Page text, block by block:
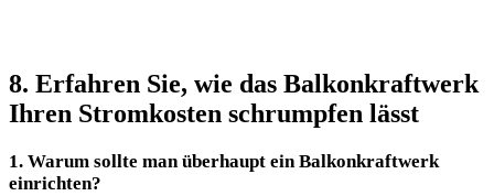
8. Erfahren Sie, wie das Balkonkraftwerk
Ihren Stromkosten schrumpfen lässt
1. Warum sollte man überhaupt ein Balkonkraftwerk
einrichten?